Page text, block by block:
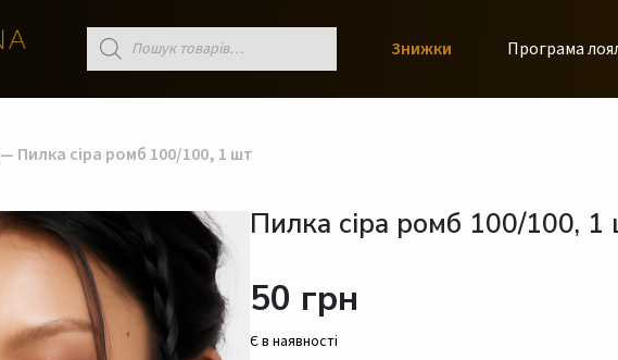
Пошук
товарів Знижки Програма
— Пилка сіра ромб 100/100, 1 шт
Пилка сіра ромб 100/100, 1
50 грн
Є в наявності